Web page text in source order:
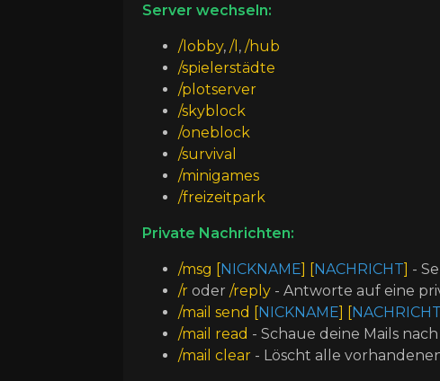
Server wechseln:
/lobby, /l , /hub
/spielerstädte
/plotserver
/skyblock
/oneblock
/survival
/minigames
/freizeitpark
Private Nachrichten:
/msg [NICKNAME] [NACHRICHT] -
/r oder /reply - Antworte auf eine
/mail send [NICKNAME] [NACHRICHT
/mail read - Schaue deine Mails
/mail clear - Löscht alle